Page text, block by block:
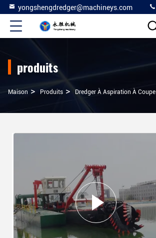
yongshengdredger@machineys.com
produits
Maison > Produits > Dredger À Aspiration À Coupe